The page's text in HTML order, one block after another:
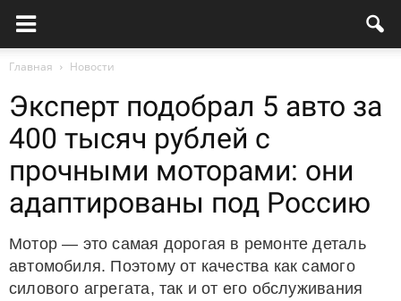
Главная Новости
Эксперт подобрал 5 авто за
400 тысяч рублей с
прочными моторами: они
адаптированы под Россию
Мотор — это самая дорогая в ремонте деталь
автомобиля. Поэтому от качества как самого
силового агрегата, так и от его обслуживания